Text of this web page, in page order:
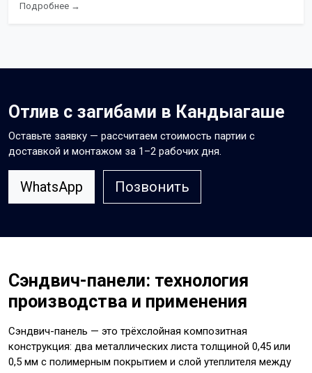
Подробнее →
Отлив с загибами в Кандыагаше
Оставьте заявку — рассчитаем стоимость партии с
доставкой и монтажом за 1–2 рабочих дня.
WhatsApp Позвонить
Сэндвич-панели: технология
производства и применения
Сэндвич-панель — это трёхслойная композитная
конструкция: два металлических листа толщиной 0,45 или
0,5 мм с полимерным покрытием и слой утеплителя между